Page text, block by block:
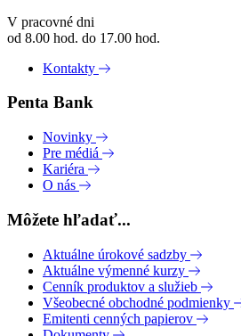
V pracovné dni
od 8.00 hod. do 17.00 hod.
Kontakty
Penta Bank
Novinky
Pre médiá
Kariéra
O nás
Môžete hľadať...
Aktuálne úrokové sadzby
Aktuálne výmenné kurzy
Cenník produktov a služieb
Všeobecné obchodné podmienky
Emitenti cenných papierov